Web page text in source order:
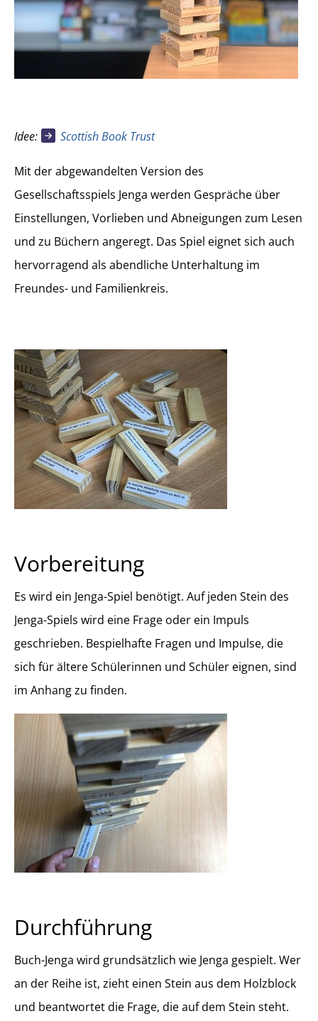
Idee: Scottish Book Trust
Mit der abgewandelten Version des
Gesellschaftsspiels Jenga werden Gespräche über
Einstellungen, Vorlieben und Abneigungen zum Lesen
und zu Büchern angeregt. Das Spiel eignet sich auch
hervorragend als abendliche Unterhaltung im
Freundes- und Familienkreis.
Vorbereitung
Es wird ein Jenga-Spiel benötigt. Auf jeden Stein des
Jenga-Spiels wird eine Frage oder ein Impuls
geschrieben. Bespielhafte Fragen und Impulse, die
sich für ältere Schülerinnen und Schüler eignen, sind
im Anhang zu finden.
Durchführung
Buch-Jenga wird grundsätzlich wie Jenga gespielt. Wer
an der Reihe ist, zieht einen Stein aus dem Holzblock
und beantwortet die Frage, die auf dem Stein steht.